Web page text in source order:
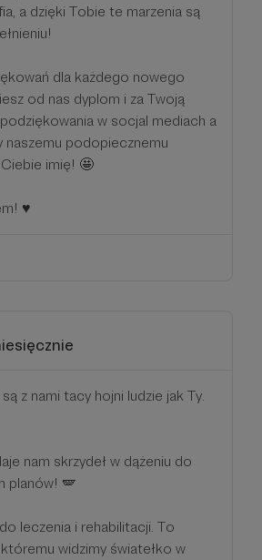
a dzięki Tobie te marzenia są
dla każdego nowego
od nas dyplom i za Twoją
w socjal mediach a
naszemu podopiecznemu
imię! 🤩
♥️
z nami tacy hojni ludzie jak Ty.
nam skrzydeł w dążeniu do
planów! 🪽
leczenia i rehabilitacji. To
widzimy światełko w